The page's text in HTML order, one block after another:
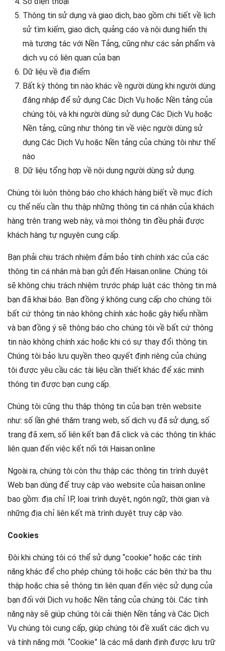
Thông tin sử dụng và giao dịch, bao gồm chi tiết về lịch
sử tìm kiếm, giao dịch, quảng cáo và nội dung hiển thị
mà tương tác với Nền Tảng, cũng như các sản phẩm và
dịch vụ có liên quan của bạn
Dữ liệu về địa điểm
Bất kỳ thông tin nào khác về người dùng khi người dùng
đăng nhập để sử dụng Các Dịch Vụ hoặc Nền tảng của
chúng tôi, và khi người dùng sử dụng Các Dịch Vụ hoặc
Nền tảng, cũng như thông tin về việc người dùng sử
dụng Các Dịch Vụ hoặc Nền tảng của chúng tôi như thế
nào
Dữ liệu tổng hợp về nội dung người dùng sử dụng.
Chúng tôi luôn thông báo cho khách hàng biết về mục đích
cụ thể nếu cần thu thập những thông tin cá nhân của khách
hàng trên trang web này, và mọi thông tin đều phải được
khách hàng tự nguyện cung cấp.
Bạn phải chịu trách nhiệm đảm bảo tính chính xác của các
thông tin cá nhân mà bạn gửi đến Haisan.online. Chúng tôi
sẽ không chịu trách nhiệm trước pháp luật các thông tin mà
bạn đã khai báo. Bạn đồng ý không cung cấp cho chúng tôi
bất cứ thông tin nào không chính xác hoặc gây hiểu nhầm
và bạn đồng ý sẽ thông báo cho chúng tôi về bất cứ thông
tin nào không chính xác hoặc khi có sự thay đổi thông tin.
Chúng tôi bảo lưu quyền theo quyết định riêng của chúng
tôi được yêu cầu các tài liệu cần thiết khác để xác minh
thông tin được bạn cung cấp.
Chúng tôi cũng thu thập thông tin của bạn trên website
như: số lần ghé thăm trang web, số dịch vụ đã sử dụng, số
trang đã xem, số liên kết bạn đã click và các thông tin khác
liên quan đến việc kết nối tới Haisan.online
Ngoài ra, chúng tôi còn thu thập các thông tin trình duyệt
Web bạn dùng để truy cập vào website của haisan.online
bao gồm: địa chỉ IP, loại trình duyệt, ngôn ngữ, thời gian và
những địa chỉ liên kết mà trình duyệt truy cập vào.
Cookies
Đôi khi chúng tôi có thể sử dụng “cookie” hoặc các tính
năng khác để cho phép chúng tôi hoặc các bên thứ ba thu
thập hoặc chia sẻ thông tin liên quan đến việc sử dụng của
bạn đối với Dịch vụ hoặc Nền tảng của chúng tôi. Các tính
năng này sẽ giúp chúng tôi cải thiện Nền tảng và Các Dịch
Vụ chúng tôi cung cấp, giúp chúng tôi đề xuất các dịch vụ
và tính năng mới. “Cookie” là các mã danh định được lưu trữ